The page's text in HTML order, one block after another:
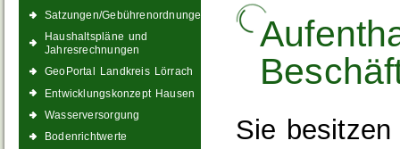
Satzungen/Gebührenordnungen
Haushaltspläne und
Jahresrechnungen
GeoPortal Landkreis Lörrach
Entwicklungskonzept Hausen
Wasserversorgung
Bodenrichtwerte
Sie